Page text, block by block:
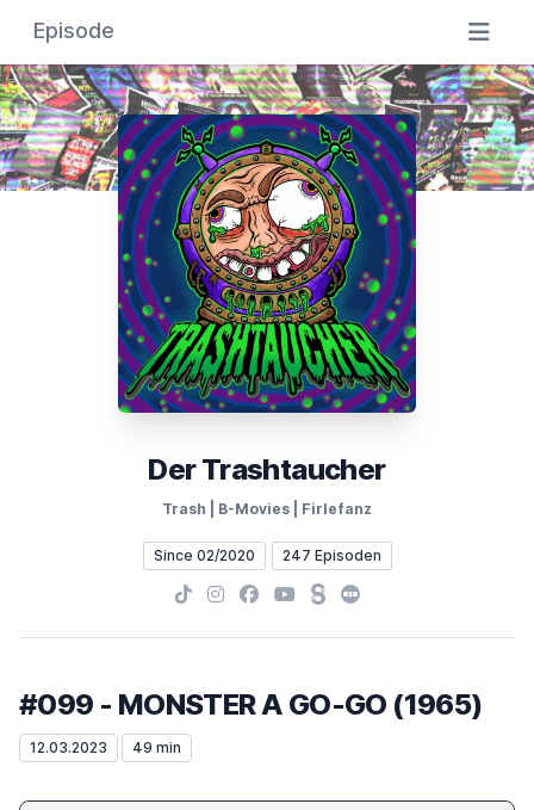
Episode
Der Trashtaucher
Trash | B-Movies | Firlefanz
Since 02/2020 247 Episoden
TikTokInstagram
Facebook
YouTube
SteadyLetterboxd
#099 - MONSTER A GO-GO (1965)
12.03.2023 49 min